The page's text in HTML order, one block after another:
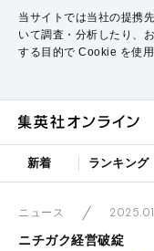
当サイトでは当社の提携
いて調査・分析したり、
する目的で Cookie を使用
新着 ランキング
ニュース
ニチガク経営破綻